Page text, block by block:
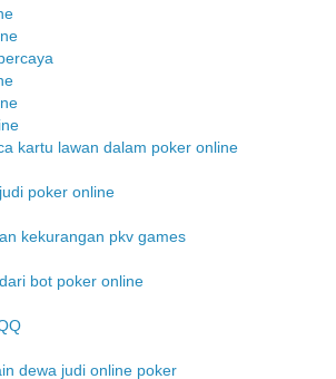
kartu lawan dalam poker online
poker online
kekurangan pkv games
bot poker online
dewa judi online poker